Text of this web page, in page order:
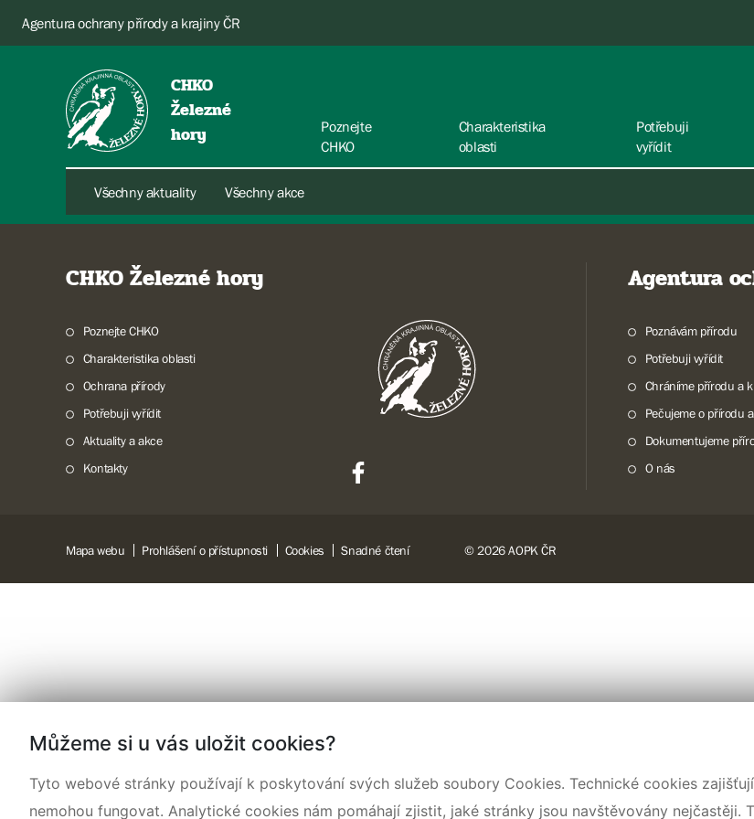
Agentura ochrany přírody a krajiny ČR
CHKO
Železné
hory
Poznejte
CHKO
Charakteristika
oblasti
Potřebuji
vyřídit
Všechny aktuality Všechny akce
CHKO Železné hory
Poznejte CHKO
Charakteristika oblasti
Ochrana přírody
Potřebuji vyřídit
Aktuality a akce
Kontakty
Agentura
Poznávám přírodu
Potřebuji vyřídit
Chráníme přírodu a
Pečujeme o přírodu
Dokumentujeme
O nás
Mapa webu Prohlášení o přístupnosti Cookies Snadné čtení © 2026 AOPK ČR
Můžeme si u vás uložit cookies?
Tyto webové stránky používají k poskytování svých služeb soubory Cookies. Technické cookies
nemohou fungovat. Analytické cookies nám pomáhají zjistit, jaké stránky jsou navštěvovány nejčastěji.